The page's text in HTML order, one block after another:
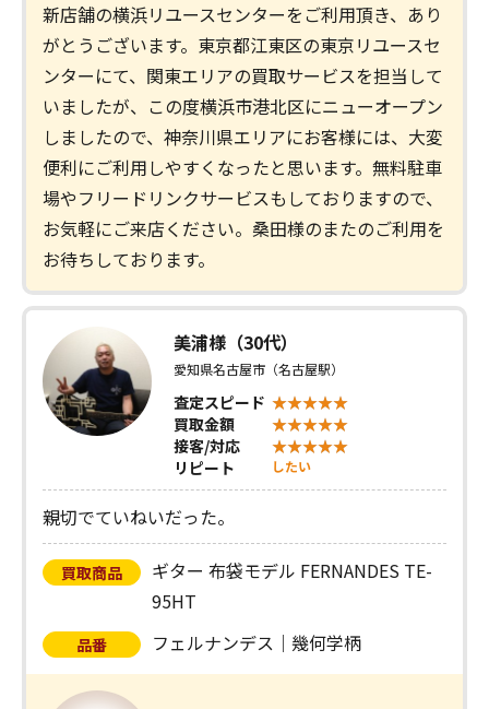
新店舗の横浜リユースセンターをご利用頂き、あり
がとうございます。東京都江東区の東京リユースセ
ンターにて、関東エリアの買取サービスを担当して
いましたが、この度横浜市港北区にニューオープン
しましたので、神奈川県エリアにお客様には、大変
便利にご利用しやすくなったと思います。無料駐車
場やフリードリンクサービスもしておりますので、
お気軽にご来店ください。桑田様のまたのご利用を
お待ちしております。
美浦様（30代）
愛知県名古屋市（名古屋駅）
査定スピード
買取金額
接客/対応
リピート
したい
親切でていねいだった。
買取商品
ギター 布袋モデル FERNANDES TE-
95HT
品番 フェルナンデス｜幾何学柄